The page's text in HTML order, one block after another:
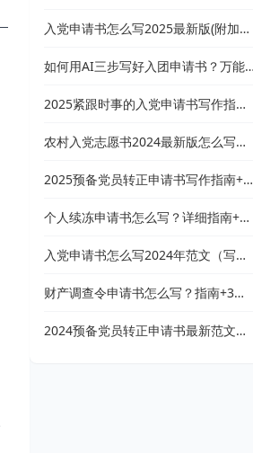
入党申请书怎么写2025最新版(附加
如何用AI三步写好入团申请书？万能
2025紧跟时事的入党申请书写作指南
农村入党志愿书2024最新版怎么写
2025预备党员转正申请书写作指南+精
个人续冻申请书怎么写？详细指南+2
入党申请书怎么写2024年范文（写作
财产调查令申请书怎么写？指南+3篇
2024预备党员转正申请书最新范文（2